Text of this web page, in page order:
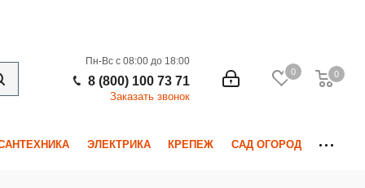
0 0
0
Пн-Вс с 08:00 до 18:00
8 (800) 100 73 71
Заказать звонок
ЭЛЕКТРИКА КРЕПЕЖ САД ОГОРОД